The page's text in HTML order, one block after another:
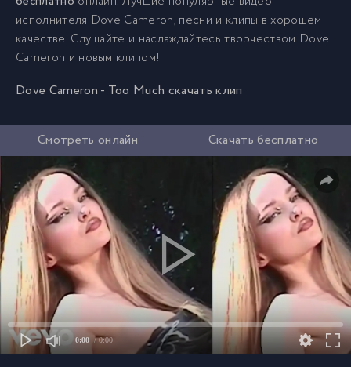
исполнителя Dove Cameron, песни и клипы в хорошем
качестве. Слушайте и наслаждайтесь творчеством Dove
Cameron и новым клипом!
Dove Cameron - Too Much скачать клип
Смотреть онлайн Скачать бесплатно
0:00 / 0:00